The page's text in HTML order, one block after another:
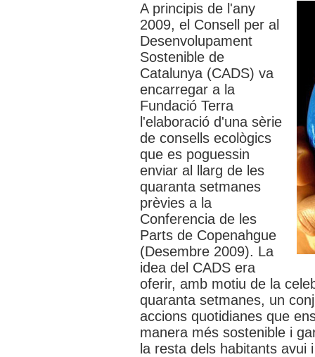
A principis de l'any
2009, el Consell per al
Desenvolupament
Sostenible de
Catalunya (CADS) va
encarregar a la
Fundació Terra
l'elaboració d'una sèrie
de consells ecològics
que es poguessin
enviar al llarg de les
quaranta setmanes
prèvies a la
Conferencia de les
Parts de Copenahgue
(Desembre 2009). La
idea del CADS era
oferir, amb motiu de la
quaranta setmanes, un
accions quotidianes que
manera més sostenible i
la resta dels habitants avui